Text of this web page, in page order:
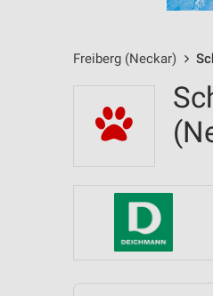
Freiberg (Neckar)